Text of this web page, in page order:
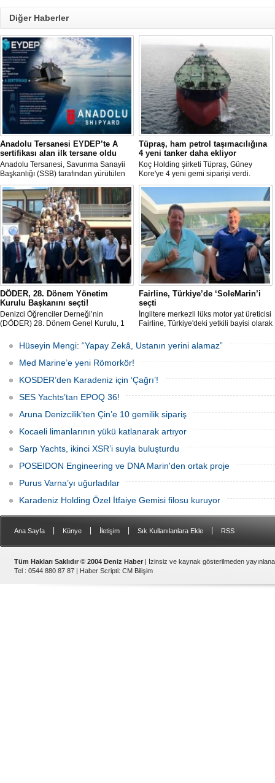
Diğer Haberler
Anadolu Tersanesi EYDEP’te A
sertifikası alan ilk tersane oldu
Anadolu Tersanesi, Savunma Sanayii
Başkanlığı (SSB) tarafından yürütülen
Endüstriyel Yetkinlik Değerlendirme ve
Destekleme Programı
(EYDEP)kapsamında, A Sertifikası
almaya hak kazanan ilk tersane oldu.
Tüpraş, ham petrol taşımacılığına
4 yeni tanker daha ekliyor
Koç Holding şirketi Tüpraş, Güney
Kore'ye 4 yeni gemi siparişi verdi.
Toplam yatırım tutarı 370 milyon doları
aşan, her biri yaklaşık 157.000 DWT
taşıma kapasitesine sahip tankerlerin
2029 yılı içerisinde teslim alınması
planlanıyor.
DÖDER, 28. Dönem Yönetim
Kurulu Başkanını seçti!
Denizci Öğrenciler Derneği’nin
(DÖDER) 28. Dönem Genel Kurulu, 1
Sanayicileri Birliği (GİSBİR) ev
sahipliğinde gerçekleştirildi.
Fairline, Türkiye’de ‘SoleMarin’i
seçti
İngiltere merkezli lüks motor yat üreticisi
Fairline, Türkiye'deki yetkili bayisi olarak
Hüseyin Mengi: “Yapay Zekâ, Ustanın yerini alamaz”
Med Marine’e yeni Römorkör!
KOSDER’den Karadeniz için ‘Çağrı’!
SES Yachts’tan EPOQ 36!
Aruna Denizcilik’ten Çin’e 10 gemilik sipariş
Kocaeli limanlarının yükü katlanarak artıyor
Sarp Yachts, ikinci XSR’i suyla buluşturdu
POSEIDON Engineering ve DNA Marin'den ortak proje
Purus Varna’yı uğurladılar
Karadeniz Holding Özel İtfaiye Gemisi filosu kuruyor
Ana Sayfa Künye İletişim Sık Kullanılanlara Ekle RSS
Tüm Hakları Saklıdır © 2004 Deniz Haber | İzinsiz ve kaynak gösterilmeden
Tel : 0544 880 87 87 | Haber Scripti: CM Bilişim